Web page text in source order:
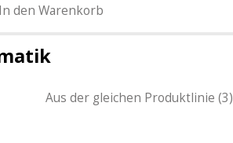
In den Warenkorb
Aus der gleichen Produktlinie (3)